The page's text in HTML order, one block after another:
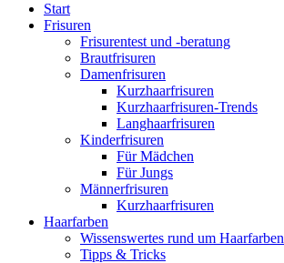
Start
Frisuren
Frisurentest und -beratung
Brautfrisuren
Damenfrisuren
Kurzhaarfrisuren
Kurzhaarfrisuren-Trends
Langhaarfrisuren
Kinderfrisuren
Für Mädchen
Für Jungs
Männerfrisuren
Kurzhaarfrisuren
Haarfarben
Wissenswertes rund um Haarfarben
Tipps & Tricks